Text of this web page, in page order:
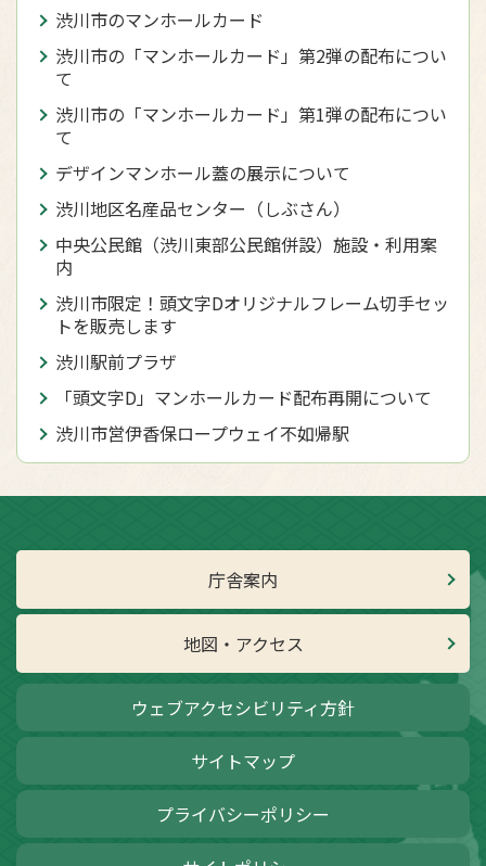
渋川市のマンホールカード
渋川市の「マンホールカード」第2弾の配布につい
て
渋川市の「マンホールカード」第1弾の配布につい
て
デザインマンホール蓋の展示について
渋川地区名産品センター（しぶさん）
中央公民館（渋川東部公民館併設）施設・利用案
内
渋川市限定！頭文字Dオリジナルフレーム切手セッ
トを販売します
渋川駅前プラザ
「頭文字D」マンホールカード配布再開について
渋川市営伊香保ロープウェイ不如帰駅
庁舎案内
地図・アクセス
ウェブアクセシビリティ方針
サイトマップ
プライバシーポリシー